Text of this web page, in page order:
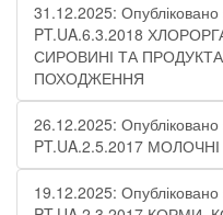
31.12.2025: Опубліковано
PT.UA.6.3.2018
СИРОВИНІ ТА
ПОХОДЖЕННЯ​
26.12.2025: Опубліковано
PT.UA.2.5.2017
19.12.2025: Опубліковано